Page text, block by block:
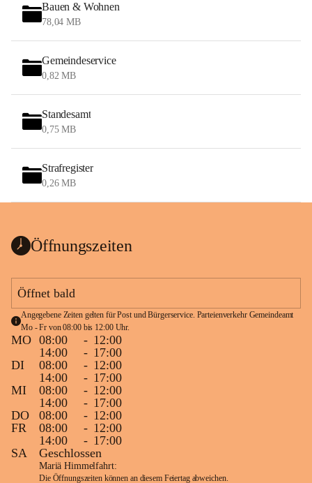
Bauen & Wohnen
78,04 MB
Gemeindeservice
0,82 MB
Standesamt
0,75 MB
Strafregister
0,26 MB
Öffnungszeiten
Öffnet bald
Angegebene Zeiten gelten für Post und Bürgerservice. Parteienverkehr Gemeindeamt
Mo - Fr von 08:00 bis 12:00 Uhr.
MO 08:00 - 12:00
14:00
- 17:00
DI
08:00 - 12:00
14:00
- 17:00
MI
08:00 - 12:00
14:00
- 17:00
DO
08:00 - 12:00
FR
08:00 - 12:00
14:00
- 17:00
SA
Geschlossen
Mariä Himmelfahrt:
Die Öffnungszeiten können an diesem Feiertag abweichen.